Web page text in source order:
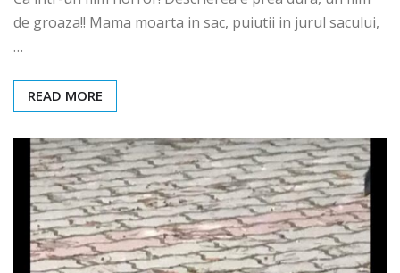
Ca intr-un film horror! Descrierea e prea dura, un film
de groaza!! Mama moarta in sac, puiutii in jurul sacului,
…